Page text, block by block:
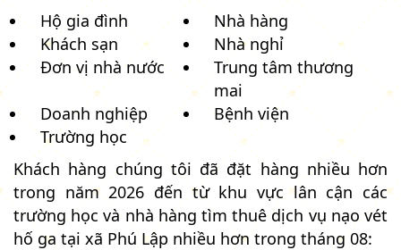
Hộ gia đình
Nhà hàng
Khách sạn
Nhà nghỉ
Đơn vị nhà nước
Trung tâm thương
mai
Doanh nghiệp
Bệnh viện
Trường học
Khách hàng chúng tôi đã đặt hàng nhiều hơn
trong năm 2026 đến từ khu vực lân cận các
trường học và nhà hàng tìm thuê dịch vụ nạo vét
hố ga tại xã Phú Lập nhiều hơn trong tháng 08: